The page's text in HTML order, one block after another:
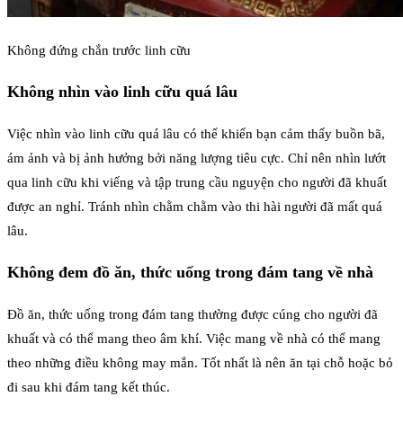
Không đứng chắn trước linh cữu
Không nhìn vào linh cữu quá lâu
Việc nhìn vào linh cữu quá lâu có thể khiến bạn cảm thấy buồn bã,
ám ảnh và bị ảnh hưởng bởi năng lượng tiêu cực. Chỉ nên nhìn lướt
qua linh cữu khi viếng và tập trung cầu nguyện cho người đã khuất
được an nghỉ. Tránh nhìn chằm chằm vào thi hài người đã mất quá
lâu.
Không đem đồ ăn, thức uống trong đám tang về nhà
Đồ ăn, thức uống trong đám tang thường được cúng cho người đã
khuất và có thể mang theo âm khí. Việc mang về nhà có thể mang
theo những điều không may mắn. Tốt nhất là nên ăn tại chỗ hoặc bỏ
đi sau khi đám tang kết thúc.